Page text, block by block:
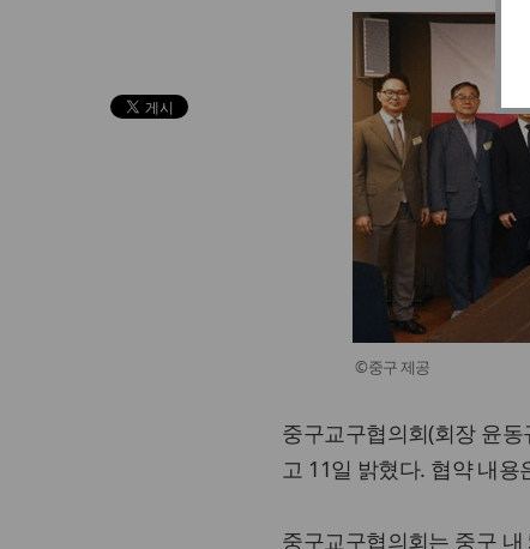
©중구 제공
중구교구협의회(회장 윤
고 11일 밝혔다. 협약 내
중구교구협의회는 중구